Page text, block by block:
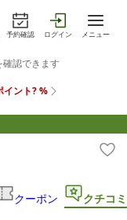
予約確認 ログイン メニュー
クーポン クチコミ